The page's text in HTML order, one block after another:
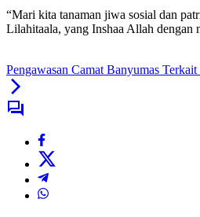
“Mari kita tanaman jiwa sosial dan
Lilahitaala, yang Inshaa Allah
Pengawasan Camat Banyumas